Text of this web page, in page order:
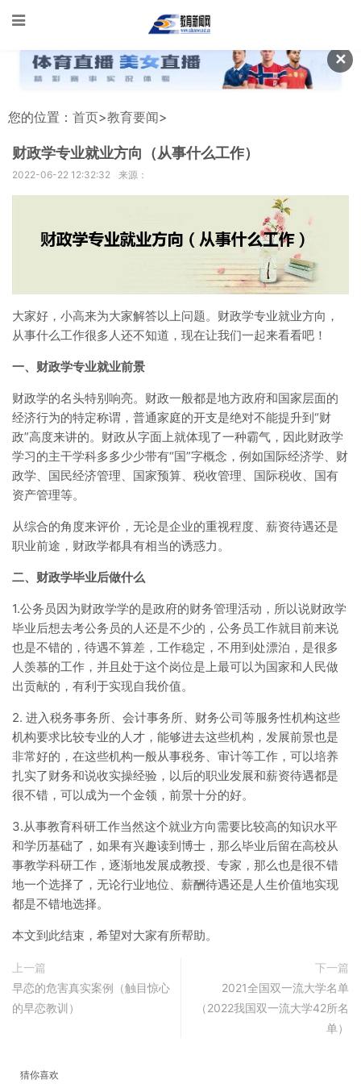
✕
您的位置： 首页>教育要闻>
财政学专业就业方向（从事什么工作）
2022-06-22 12:32:32 来源：
大家好，小高来为大家解答以上问题。财政学专业就业方向，
从事什么工作很多人还不知道，现在让我们一起来看看吧！
一、财政学专业就业前景
财政学的名头特别响亮。财政一般都是地方政府和国家层面的
经济行为的特定称谓，普通家庭的开支是绝对不能提升到“财
政”高度来讲的。财政从字面上就体现了一种霸气，因此财政学
学习的主干学科多多少少带有“国”字概念，例如国际经济学、财
政学、国民经济管理、国家预算、税收管理、国际税收、国有
资产管理等。
从综合的角度来评价，无论是企业的重视程度、薪资待遇还是
职业前途，财政学都具有相当的诱惑力。
二、财政学毕业后做什么
1.公务员因为财政学学的是政府的财务管理活动，所以说财政学
毕业后想去考公务员的人还是不少的，公务员工作就目前来说
也是不错的，待遇不算差，工作稳定，不用到处漂泊，是很多
人羡慕的工作，并且处于这个岗位是上最可以为国家和人民做
出贡献的，有利于实现自我价值。
2. 进入税务事务所、会计事务所、财务公司等服务性机构这些
机构要求比较专业的人才，能够进去这些机构，发展前景也是
非常好的，在这些机构一般从事税务、审计等工作，可以培养
扎实了财务和说收实操经验，以后的职业发展和薪资待遇都是
很不错，可以成为一个金领，前景十分的好。
3.从事教育科研工作当然这个就业方向需要比较高的知识水平
和学历基础了，如果有兴趣读到博士，那么毕业后留在高校从
事教学科研工作，逐渐地发展成教授、专家，那么也是很不错
地一个选择了，无论行业地位、薪酬待遇还是人生价值地实现
都是不错地选择。
本文到此结束，希望对大家有所帮助。
上一篇
早恋的危害真实案例（触目惊心
的早恋教训）
下一篇
2021全国双一流大学名单
（2022我国双一流大学42所名
单）
猜你喜欢